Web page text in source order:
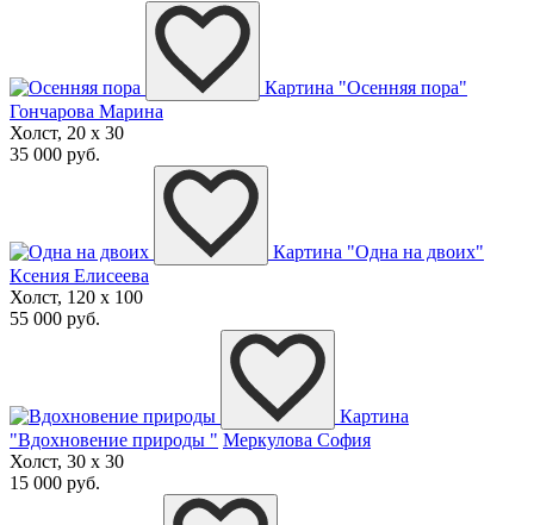
Картина "Осенняя пора"
Гончарова Марина
Холст, 20 x 30
35 000 руб.
Картина "Одна на двоих"
Ксения Елисеева
Холст, 120 x 100
55 000 руб.
Картина
"Вдохновение природы " Меркулова София
Холст, 30 x 30
15 000 руб.